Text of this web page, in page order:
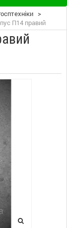
>
П14 правий